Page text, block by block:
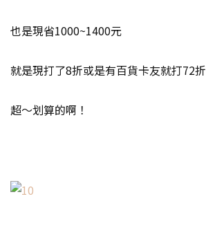
也是現省1000~1400元
就是現打了8折或是有百貨卡友就打72折
超～划算的啊！